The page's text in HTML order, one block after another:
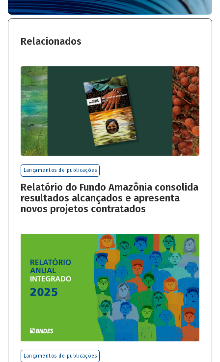
Relacionados
Lançamentos de publicações
Relatório do Fundo Amazônia consolida
resultados alcançados e apresenta
novos projetos contratados
Lançamentos de publicações